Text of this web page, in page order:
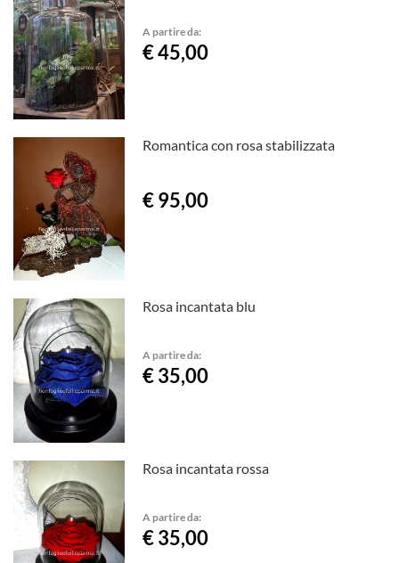
A partire da:
€ 45,00
Romantica con rosa stabilizzata
€ 95,00
Rosa incantata blu
A partire da:
€ 35,00
Rosa incantata rossa
A partire da:
€ 35,00